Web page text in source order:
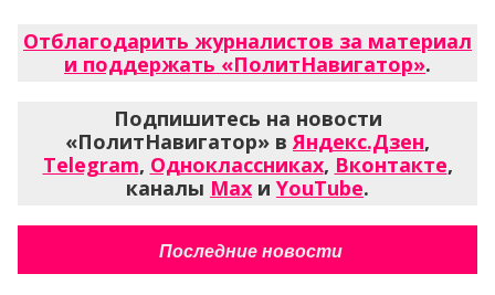
Отблагодарить журналистов за материал
и поддержать «ПолитНавигатор».
Подпишитесь на новости
«ПолитНавигатор» вЯндекс.Дзен,
Telegram, Одноклассниках, Вконтакте,
каналы Max и YouTube.
Последние новости